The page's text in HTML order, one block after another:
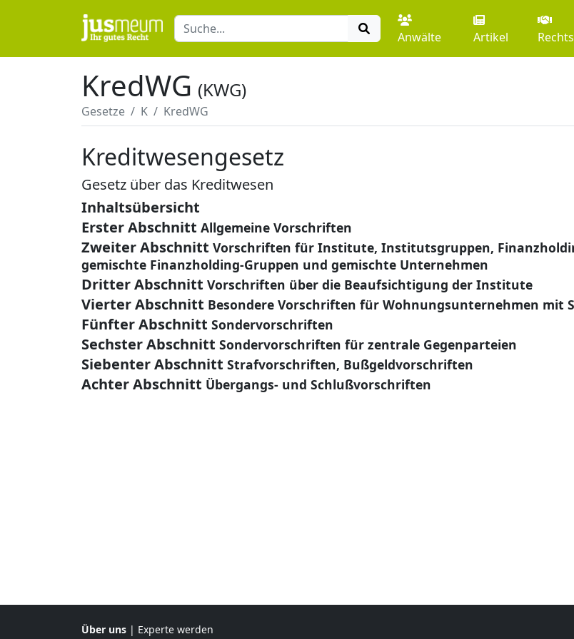
Anwälte Artikel
KredWG (KWG)
Gesetze K KredWG
Kreditwesengesetz
Gesetz über das Kreditwesen
Inhaltsübersicht
Erster Abschnitt Allgemeine Vorschriften
Zweiter Abschnitt Vorschriften für Institute, Institutsgruppen,
gemischte Finanzholding-Gruppen und gemischte Unternehmen
Dritter Abschnitt Vorschriften über die Beaufsichtigung der Institute
Vierter Abschnitt Besondere Vorschriften für Wohnungsunternehmen mit
Fünfter Abschnitt Sondervorschriften
Sechster Abschnitt Sondervorschriften für zentrale Gegenparteien
Siebenter Abschnitt Strafvorschriften, Bußgeldvorschriften
Achter Abschnitt Übergangs- und Schlußvorschriften
Über uns | Experte werden